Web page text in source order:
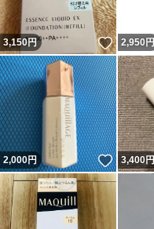
3,150円 いいね
2,950 円
2,000円 いいね
3,400円